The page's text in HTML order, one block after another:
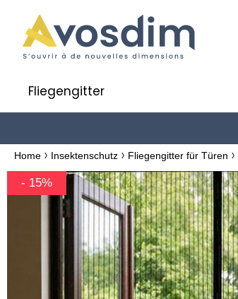
Fliegengitter
Home Insektenschutz Fliegengitter für Türen
- 15%